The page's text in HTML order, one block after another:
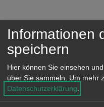
N
Nachhaltige
Informationen
speichern
Hier können Sie einsehen
über Sie sammeln.
Um mehr
Datenschutzerklärung